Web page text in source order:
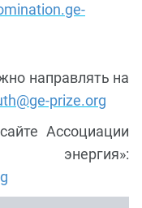
направлять на
prize.org
Ассоциации